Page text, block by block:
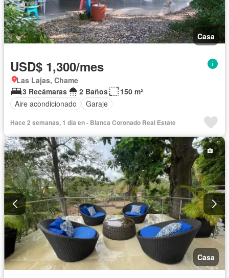
Casa
USD$ 1,300/mes
Las Lajas, Chame
3 Recámaras
2 Baños
150 m²
Aire acondicionado
Garaje
Hace 2 semanas, 1 día en - Blanca Coronado Real Estate
Casa